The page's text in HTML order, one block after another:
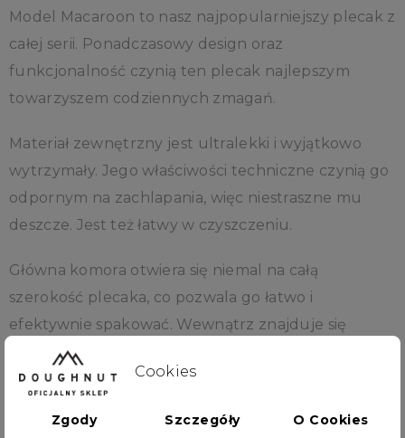
Model Macaroon to nasz najpopularniejszy plecak z
całej serii. Ponadczasowy design oraz
funkcjonalność czynią ten plecak najlepszym
towarzyszem codziennych zmagań.
Materiał zewnętrzny jest ultralekki i wyjątkowo
wytrzymały. Jego właściwości techniczne czynią go
odpornym na zachlapania, więc niestraszne mu
deszcze. Jest też łatwy w czyszczeniu.
Główna komora otwiera się niemal na całą
szerokość plecaka, co pozwala go łatwo i
efektywnie spakować. Wewnątrz znajduje się
komora na komputer, bądź tablet oraz mniejsze
kieszonki na drobiazgi.
Plecak swoim rozmiarem idealnie sprawdzi się do
Cookies
Zgody Szczegóły O Cookies